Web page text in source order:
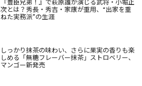
『豊臣兄弟！』で萩原護が演じる武将・小堀正
次とは？秀長・秀吉・家康が重用、“出家を重
ねた実務派”の生涯
しっかり抹茶の味わい、さらに果実の香りも楽
しめる「無糖フレーバー抹茶」ストロベリー、
マンゴー新発売